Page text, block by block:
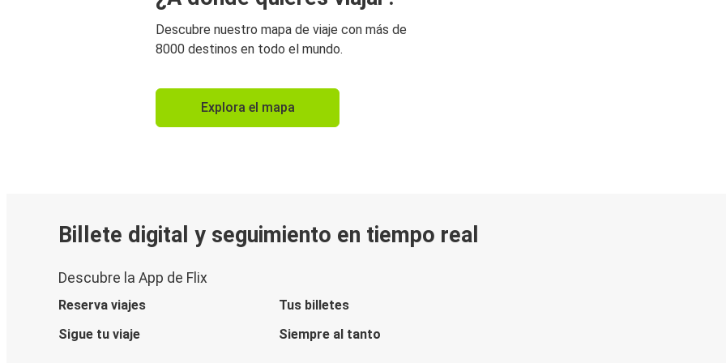
Descubre nuestro mapa de viaje con más de
8000 destinos en todo el mundo.
Explora el mapa
Billete digital y seguimiento en tiempo real
Descubre la App de Flix
Reserva viajes
Tus billetes
Sigue tu viaje
Siempre al tanto